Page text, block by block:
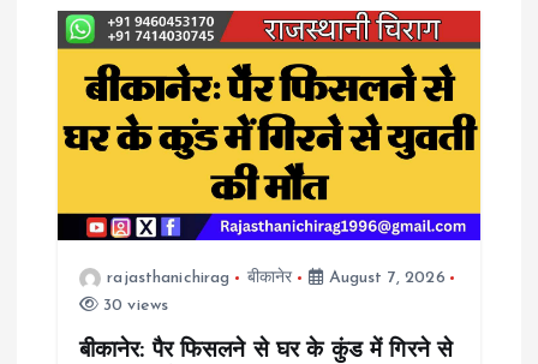
a
t
rajasthanichirag बीकानेर
August 7, 2026
30 views
बीकानेर: पैर फिसलने से घर के कुंड में गिरने से